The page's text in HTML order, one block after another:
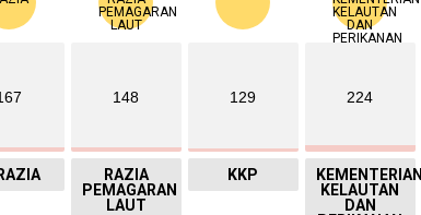
148
RAZIA
PEMAGARAN
LAUT
129
KKP
224
KEMENTERIAN
KELAUTAN
DAN